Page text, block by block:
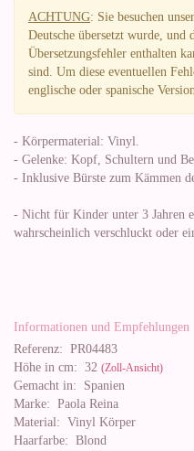
ACHTUNG: Sie besuchen
Deutsche übersetzt wurde, und
Übersetzungsfehler enthalten
sind. Um diese eventuellen
englische oder spanische
- Körpermaterial: Vinyl.
- Gelenke: Kopf, Schultern und
- Inklusive Bürste zum Kämmen
- Nicht für Kinder unter 3 Jahren
wahrscheinlich verschluckt oder
Informationen und Empfehlungen
Referenz: PR04483
Höhe in cm: 32 (Zoll-Ansicht)
Gemacht in: Spanien
Marke: Paola Reina
Material: Vinyl Körper
Haarfarbe: Blond